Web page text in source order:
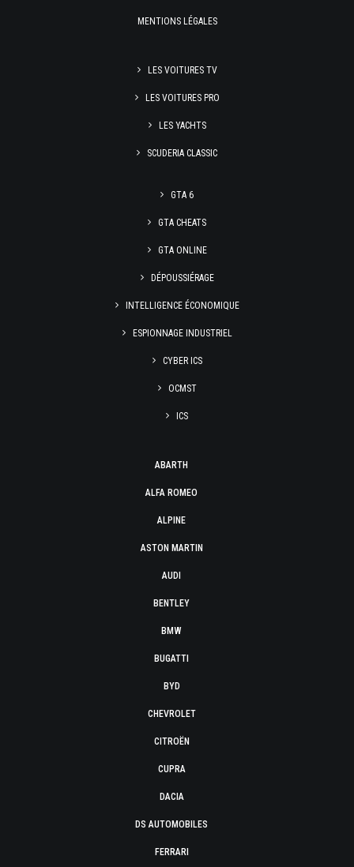
MENTIONS LÉGALES
LES VOITURES TV
LES VOITURES PRO
LES YACHTS
SCUDERIA CLASSIC
GTA 6
GTA CHEATS
GTA ONLINE
DÉPOUSSIÉRAGE
INTELLIGENCE ÉCONOMIQUE
ESPIONNAGE INDUSTRIEL
CYBER ICS
OCMST
ICS
ABARTH
ALFA ROMEO
ALPINE
ASTON MARTIN
AUDI
BENTLEY
BMW
BUGATTI
BYD
CHEVROLET
CITROËN
CUPRA
DACIA
DS AUTOMOBILES
FERRARI